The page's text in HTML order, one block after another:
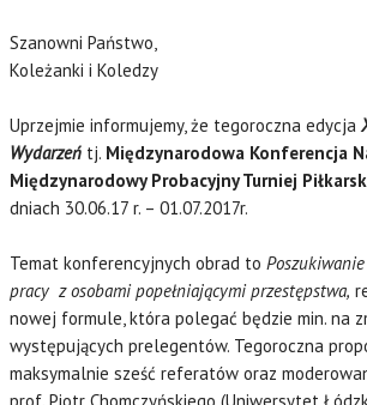
Szanowni Państwo,
Koleżanki i Koledzy
Uprzejmie informujemy, że tegoroczna edycja
Wydarzeń tj. Międzynarodowa Konferencja
Międzynarodowy Probacyjny Turniej
dniach 30.06.17 r. – 01.07.2017r.
Temat konferencyjnych obrad to
pracy z osobami popełniającymi przestępstwa,
nowej formule, która polegać będzie min. na
występujących prelegentów. Tegoroczna
maksymalnie sześć referatów oraz
prof. Piotr Chomczyńskiego (Uniwersytet